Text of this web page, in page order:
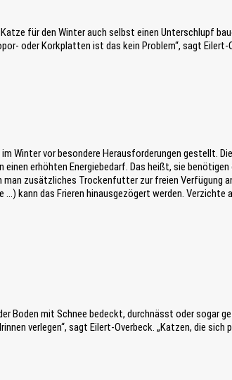
für den Winter auch selbst einen Unterschlupf
oder Korkplatten ist das kein Problem“, sagt
Winter vor besondere Herausforderungen gestellt.
erhöhten Energiebedarf. Das heißt, sie
zusätzliches Trockenfutter zur freien Verfügung
kann das Frieren hinausgezögert werden.
Boden mit Schnee bedeckt, durchnässt oder sogar
verlegen“, sagt Eilert-Overbeck. „Katzen, die